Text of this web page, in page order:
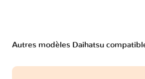
Autres modèles Daihatsu